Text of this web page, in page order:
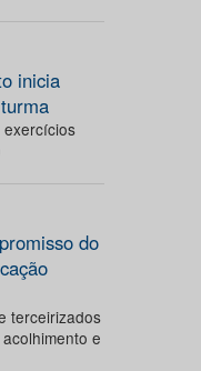
inicia
do
terceirizados
e